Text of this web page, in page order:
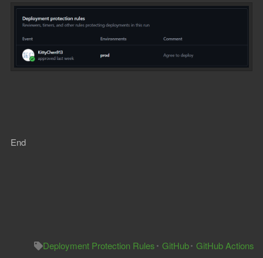
End
Deployment Protection Rules GitHub GitHub Actions